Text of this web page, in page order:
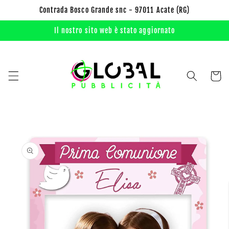
direttamente
ai contenuti
Contrada Bosco Grande snc - 97011 Acate (RG)
Il nostro sito web è stato aggiornato
Carrello
Passa alle
informazioni
sul prodotto